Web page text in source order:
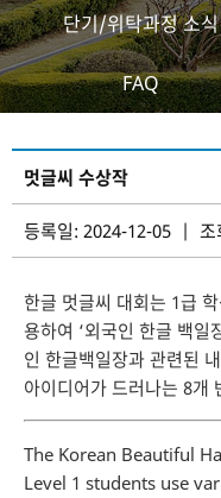
단기/위탁과정 소식
FAQ
멋글씨 수상작
등록일: 2024-12-05 | 조
한글 멋글씨 대회는 1급
용하여 ‘외국인 한글 백일
인 한글백일장과 관련된
아이디어가 드러나는 8개
The Korean Beautiful
Level 1 students use